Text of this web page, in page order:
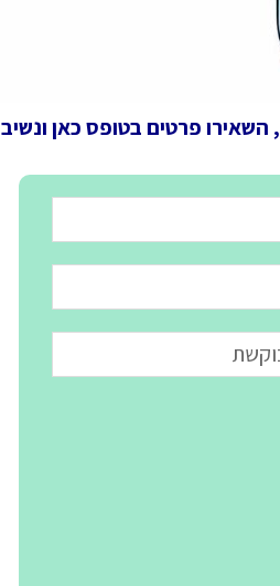
, השאירו פרטים בטופס כאן ונשיב